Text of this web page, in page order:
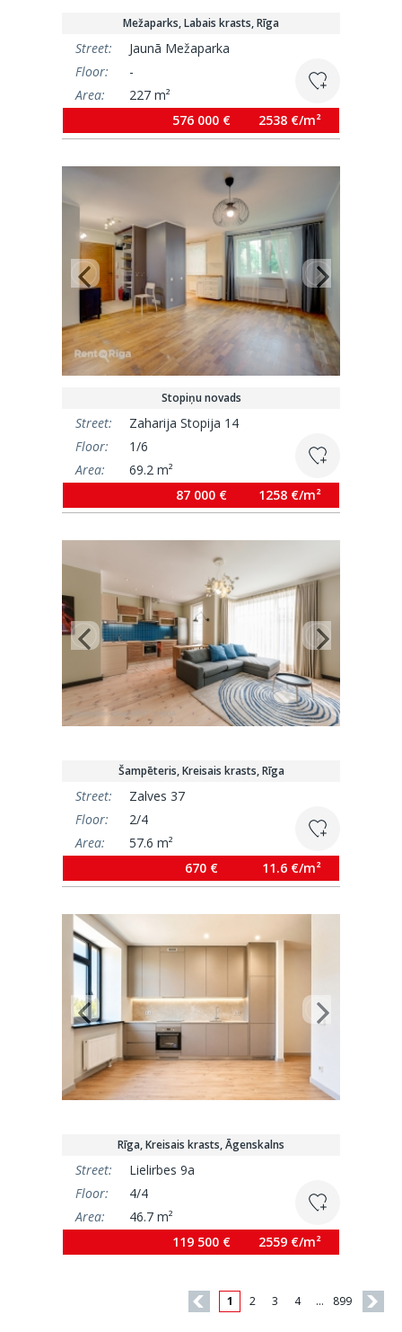
Mežaparks, Labais krasts, Rīga
Street:
Jaunā Mežaparka
Floor:
-
Area:
227 m²
576 000 €
2538 €/m²
Stopiņu novads
Street:
Zaharija Stopija 14
Floor:
1/6
Area:
69.2 m²
87 000 €
1258 €/m²
Šampēteris, Kreisais krasts, Rīga
Street:
Zalves 37
Floor:
2/4
Area:
57.6 m²
670 €
11.6 €/m²
Rīga, Kreisais krasts, Āgenskalns
Street:
Lielirbes 9a
Floor:
4/4
Area:
46.7 m²
119 500 €
2559 €/m²
1 2 3 4 … 899